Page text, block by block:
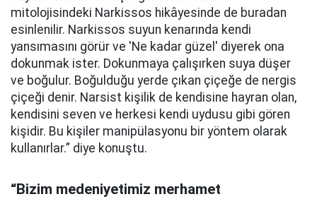
mitolojisindeki Narkissos hikâyesinde de buradan
esinlenilir. Narkissos suyun kenarında kendi
yansımasını görür ve 'Ne kadar güzel' diyerek ona
dokunmak ister. Dokunmaya çalışırken suya düşer
ve boğulur. Boğulduğu yerde çıkan çiçeğe de nergis
çiçeği denir. Narsist kişilik de kendisine hayran olan,
kendisini seven ve herkesi kendi uydusu gibi gören
kişidir. Bu kişiler manipülasyonu bir yöntem olarak
kullanırlar.” diye konuştu.
“Bizim medeniyetimiz merhamet